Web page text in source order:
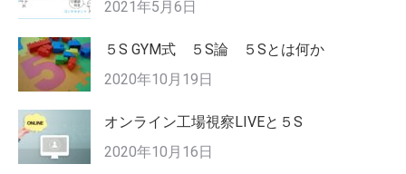
2021年5月6日
５S GYM式 ５S論 ５Sとは何か
2020年10月19日
オンライン工場視察LIVEと５S
2020年10月16日